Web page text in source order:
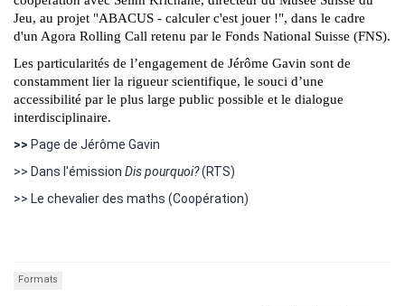
Jeu, au projet "ABACUS - calculer c'est jouer !", dans le cadre
d'un Agora Rolling Call retenu par le Fonds National Suisse (FNS).
Les particularités de l’engagement de Jérôme Gavin sont de
constamment lier la rigueur scientifique, le souci d’une
accessibilité par le plus large public possible et le dialogue
interdisciplinaire.
>> Page de Jérôme Gavin
>> Dans l'émission Dis pourquoi?(RTS)
>> Le chevalier des maths (Coopération)
Formats